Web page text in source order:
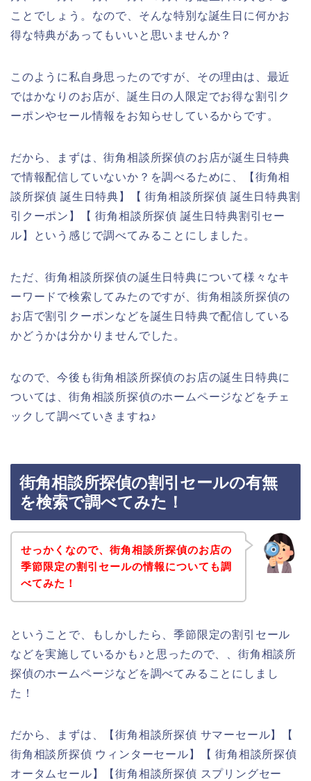
ことでしょう。なので、そんな特別な誕生日に何かお
得な特典があってもいいと思いませんか？
このように私自身思ったのですが、その理由は、最近
ではかなりのお店が、誕生日の人限定でお得な割引ク
ーポンやセール情報をお知らせしているからです。
だから、まずは、街角相談所探偵のお店が誕生日特典
で情報配信していないか？を調べるために、【街角相
談所探偵 誕生日特典】【 街角相談所探偵 誕生日特典割
引クーポン】【 街角相談所探偵 誕生日特典割引セー
ル】という感じで調べてみることにしました。
ただ、街角相談所探偵の誕生日特典について様々なキ
ーワードで検索してみたのですが、街角相談所探偵の
お店で割引クーポンなどを誕生日特典で配信している
かどうかは分かりませんでした。
なので、今後も街角相談所探偵のお店の誕生日特典に
ついては、街角相談所探偵のホームページなどをチェ
ックして調べていきますね♪
街角相談所探偵の割引セールの有無
を検索で調べてみた！
せっかくなので、街角相談所探偵のお店の
季節限定の割引セールの情報についても調
べてみた！
ということで、もしかしたら、季節限定の割引セール
などを実施しているかも♪と思ったので、、街角相談所
探偵のホームページなどを調べてみることにしまし
た！
だから、まずは、【街角相談所探偵 サマーセール】【
街角相談所探偵 ウィンターセール】【 街角相談所探偵
オータムセール】【街角相談所探偵 スプリングセー